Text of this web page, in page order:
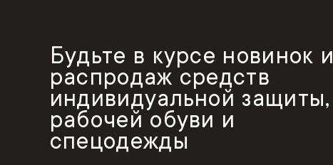
Будьте в курсе новинок и
распродаж средств
индивидуальной защиты,
рабочей обуви и
спецодежды